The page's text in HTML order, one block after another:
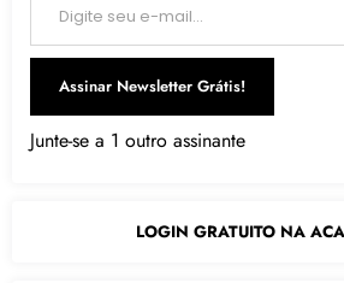
Assinar Newsletter Grátis!
Junte-se a 1 outro assinante
LOGIN GRATUITO NA